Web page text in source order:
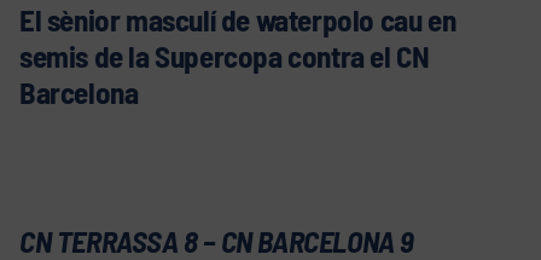
El sènior masculí de waterpolo cau en
semis de la Supercopa contra el CN
Barcelona
CN TERRASSA 8 – CN BARCELONA 9